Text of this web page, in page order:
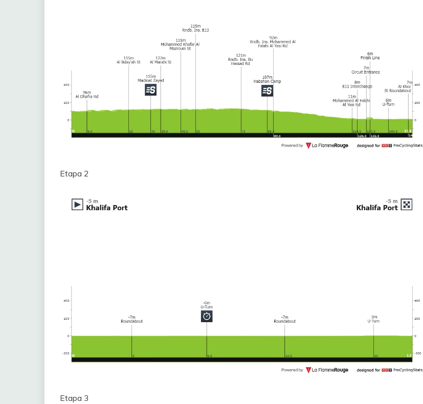
Etapa 2
Etapa 3